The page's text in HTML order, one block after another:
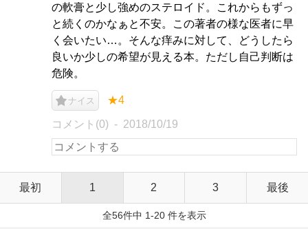
の軟膏と少し強めのステロイド。これからもずっ
と続くのかなぁと不安。この著者の様な医者に早
く会いたい…。そんな痒みに対して、どうしたら
良いか少しの希望が見える本。ただし自己判断は
危険。
ナイス ★4
コメント(0) 2018/10/19
最初 1 2 3 最後
全56件中 1-20 件を表示